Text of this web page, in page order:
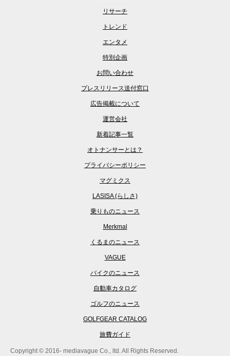
リサーチ
トレンド
エンタメ
特別企画
お問い合わせ
プレスリリース送付窓口
広告掲載について
運営会社
新着記事一覧
オトナンサーとは？
プライバシーポリシー
マグミクス
LASISA (らしさ)
乗りものニュース
Merkmal
くるまのニュース
VAGUE
バイクのニュース
自動車カタログ
ゴルフのニュース
GOLFGEAR CATALOG
旅費ガイド
Copyright © 2016- mediavague Co., ltd. All Rights Reserved.